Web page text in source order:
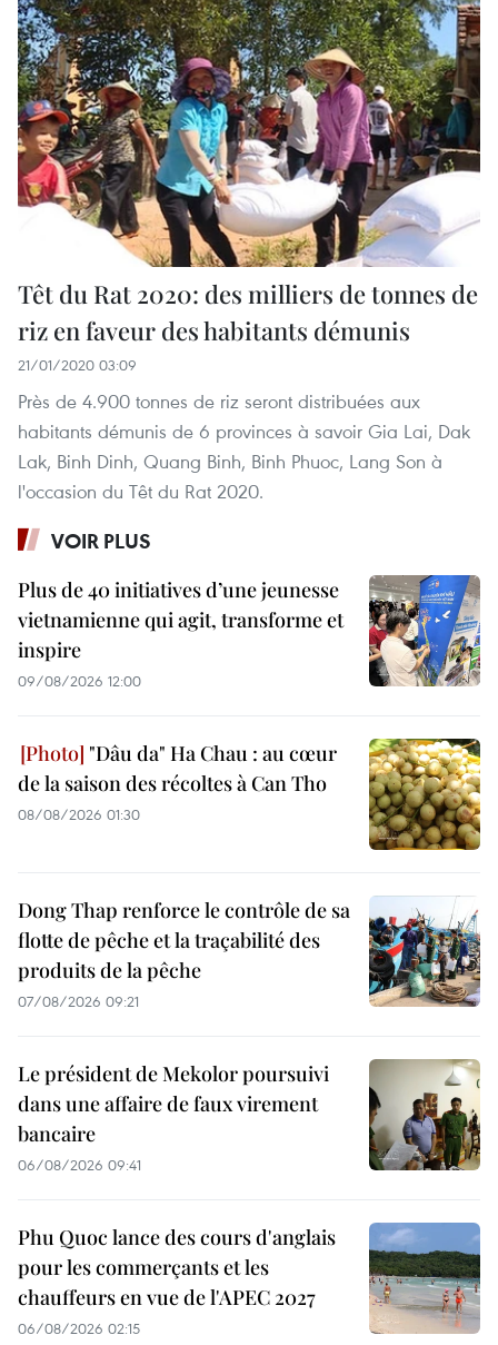
Têt du Rat 2020: des milliers de tonnes de
riz en faveur des habitants démunis
21/01/2020 03:09
Près de 4.900 tonnes de riz seront distribuées aux
habitants démunis de 6 provinces à savoir Gia Lai, Dak
Lak, Binh Dinh, Quang Binh, Binh Phuoc, Lang Son à
l'occasion du Têt du Rat 2020.
VOIR PLUS
Plus de 40 initiatives d’une jeunesse
vietnamienne qui agit, transforme et
inspire
09/08/2026 12:00
"Dâu da" Ha Chau : au cœur
de la saison des récoltes à Can Tho
08/08/2026 01:30
Dong Thap renforce le contrôle de sa
flotte de pêche et la traçabilité des
produits de la pêche
07/08/2026 09:21
Le président de Mekolor poursuivi
dans une affaire de faux virement
bancaire
06/08/2026 09:41
Phu Quoc lance des cours d'anglais
pour les commerçants et les
chauffeurs en vue de l'APEC 2027
06/08/2026 02:15